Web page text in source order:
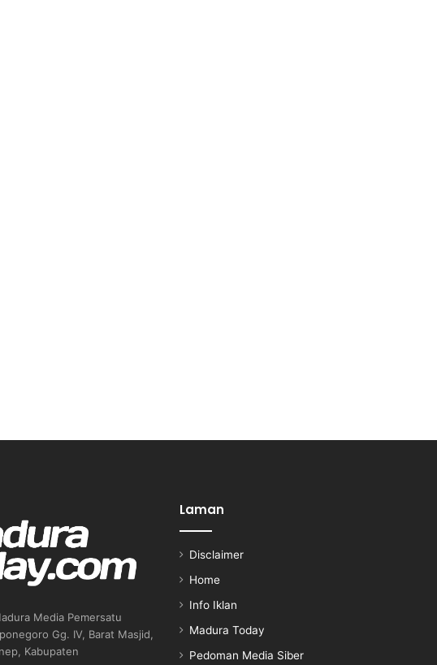
Media Pemersatu
Gg. IV, Barat Masjid,
Kabupaten
Laman
Disclaimer
Home
Info Iklan
Madura Today
Pedoman Media Siber